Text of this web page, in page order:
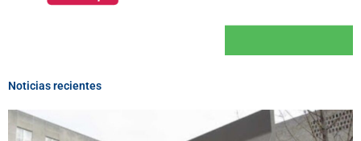
Noticias recientes